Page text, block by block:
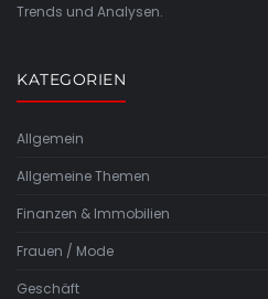
Trends und Analysen.
KATEGORIEN
Allgemein
Allgemeine Themen
Finanzen & Immobilien
Frauen / Mode
Geschäft